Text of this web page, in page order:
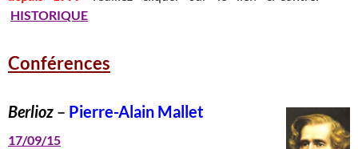
HISTORIQUE
Conférences
Berlioz – Pierre-Alain Mallet
17/09/15